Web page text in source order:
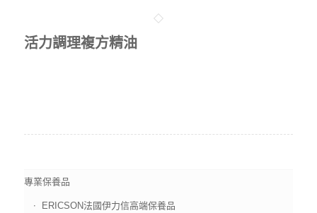
活力調理複方精油
專業保養品
ERICSON法國伊力信高端保養品